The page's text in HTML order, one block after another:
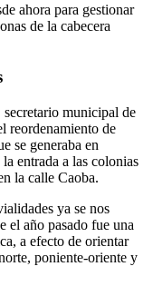
ahora para gestionar
de la cabecera
municipal de
reordenamiento de
se generaba en
entrada a las colonias
la calle Caoba.
ya se nos
el año pasado fue una
a efecto de orientar
poniente-oriente y